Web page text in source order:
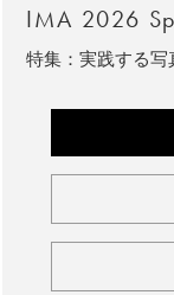
IMA 2026
特集：実践する